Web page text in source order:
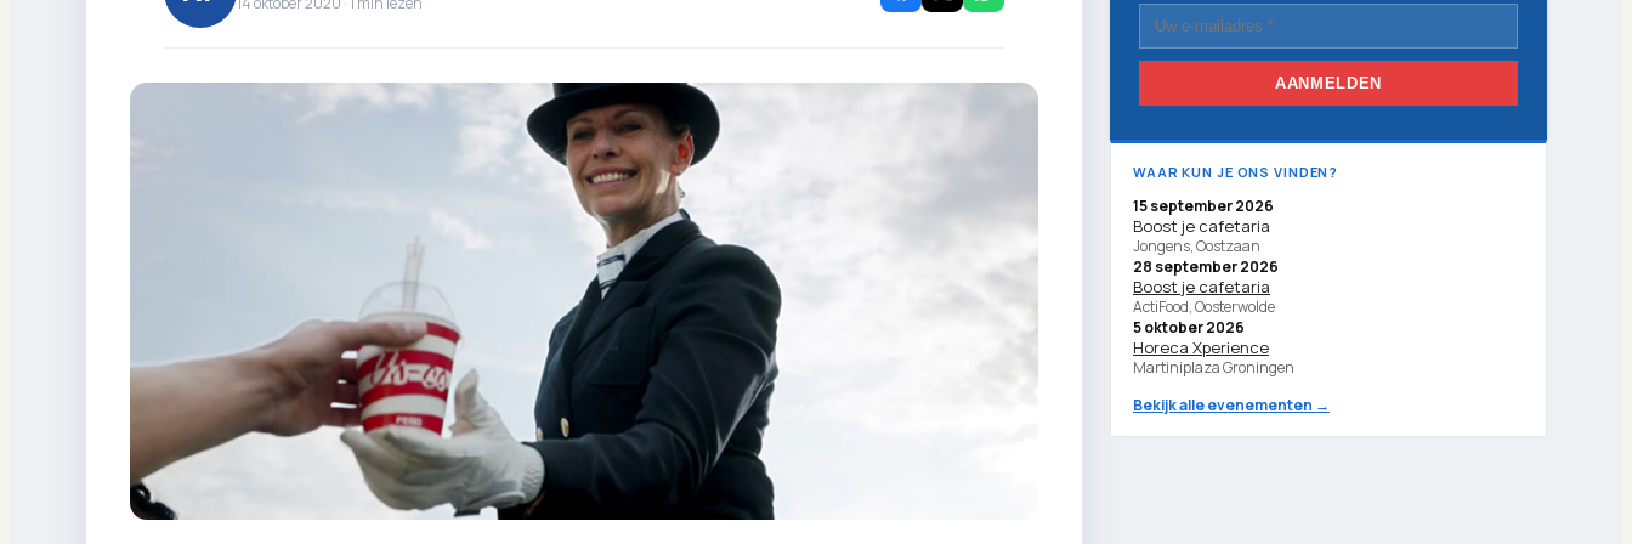
AANMELDEN
WAAR KUN JE ONS VINDEN?
15 september 2026
Boost je cafetaria
Jongens, Oostzaan
28 september 2026
Boost je cafetaria
ActiFood, Oosterwolde
5 oktober 2026
Horeca Xperience
Martiniplaza Groningen
Bekijk alle evenementen →